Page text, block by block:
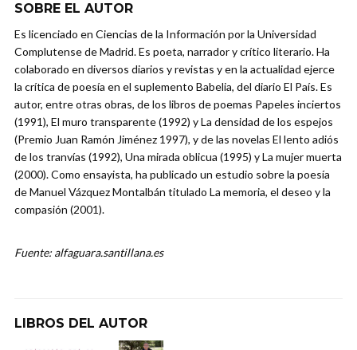
SOBRE EL AUTOR
Es licenciado en Ciencias de la Información por la Universidad
Complutense de Madrid. Es poeta, narrador y crítico literario. Ha
colaborado en diversos diarios y revistas y en la actualidad ejerce
la crítica de poesía en el suplemento Babelia, del diario El País. Es
autor, entre otras obras, de los libros de poemas Papeles inciertos
(1991), El muro transparente (1992) y La densidad de los espejos
(Premio Juan Ramón Jiménez 1997), y de las novelas El lento adiós
de los tranvías (1992), Una mirada oblicua (1995) y La mujer muerta
(2000). Como ensayista, ha publicado un estudio sobre la poesía
de Manuel Vázquez Montalbán titulado La memoria, el deseo y la
compasión (2001).
Fuente: alfaguara.santillana.es
LIBROS DEL AUTOR